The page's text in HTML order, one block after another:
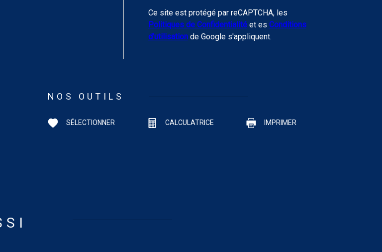
Ce site est protégé par reCAPTCHA, les
Politiques de Confidentialitéet es Conditions
d'utilisationde Google s'appliquent.
NOS OUTILS
SÉLECTIONNER CALCULATRICE IMPRIMER